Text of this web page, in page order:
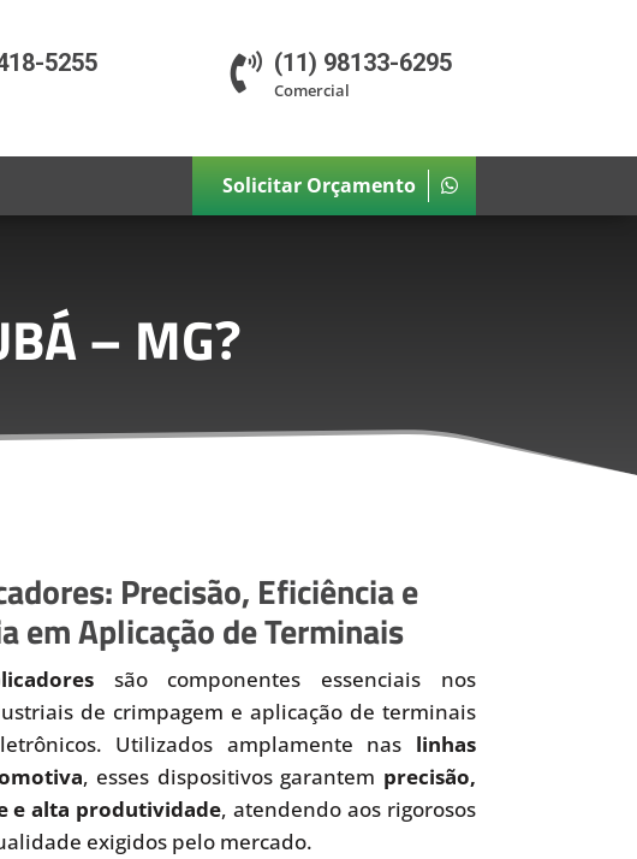
5255  (11) 98133-6295
Comercial
Solicitar Orçamento
– MG?
Precisão, Eficiência e
em Aplicação de Terminais
são componentes essenciais nos
de crimpagem e aplicação de terminais
Utilizados amplamente nas linhas
, esses dispositivos garantem precisão,
e alta produtividade, atendendo aos rigorosos
exigidos pelo mercado.